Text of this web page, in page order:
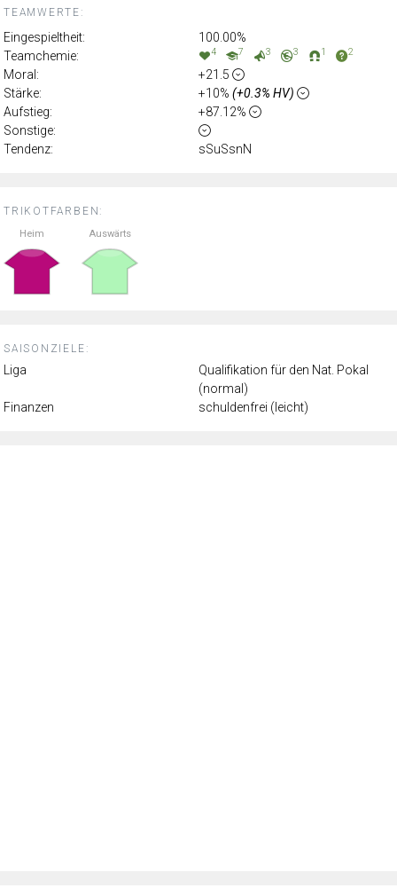
TRIKOTFARBEN:
Heim Auswärts
SAISONZIELE:
Liga
Qualifikation für den Nat. Pokal
(normal)
Finanzen
schuldenfrei (leicht)
TEAMWERTE:
Eingespieltheit:
100.00%
Teamchemie:
4 7 3 3 1 2
Moral:
+21.5
Stärke:
+10% (+0.3% HV)
Aufstieg:
+87.12%
Sonstige:
Tendenz:
sSuSsnN